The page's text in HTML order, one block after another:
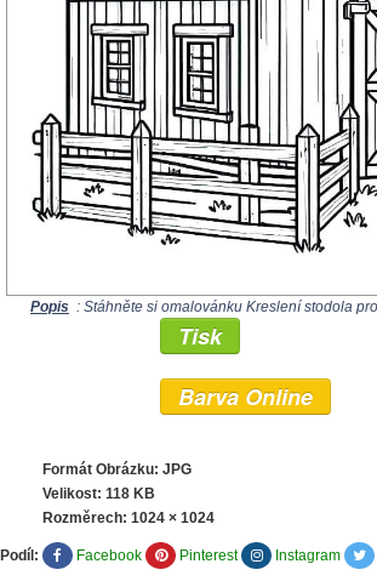
Popis : Stáhněte si omalovánku Kreslení stodola
Tisk
Barva Online
Formát Obrázku: JPG
Velikost: 118 KB
Rozměrech: 1024 × 1024
Podíl: Facebook Pinterest Instagram